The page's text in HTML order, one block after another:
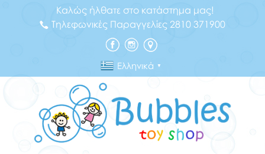
Καλώς ήλθατε στο κατάστημα μας!
Τηλεφωνικές Παραγγελίες 2810 371900
Ελληνικά ▼